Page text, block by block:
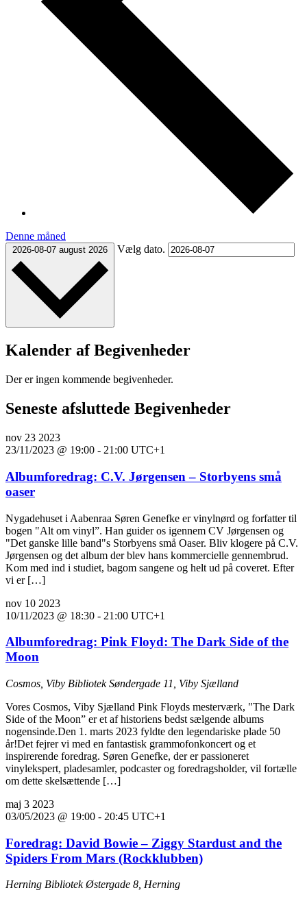
Denne måned
2026-08-07 august 2026 Vælg dato.
Kalender af Begivenheder
Der er ingen kommende begivenheder.
Seneste afsluttede Begivenheder
nov 23 2023
23/11/2023 @ 19:00 - 21:00 UTC+1
Albumforedrag: C.V. Jørgensen – Storbyens små
oaser
Nygadehuset i Aabenraa Søren Genefke er vinylnørd og forfatter til
bogen "Alt om vinyl”. Han guider os igennem CV Jørgensen og
"Det ganske lille band"s Storbyens små Oaser. Bliv klogere på C.V.
Jørgensen og det album der blev hans kommercielle gennembrud.
Kom med ind i studiet, bagom sangene og helt ud på coveret. Efter
vi er […]
nov 10 2023
10/11/2023 @ 18:30 - 21:00 UTC+1
Albumforedrag: Pink Floyd: The Dark Side of the
Moon
Cosmos, Viby BibliotekSøndergade 11, Viby Sjælland
Vores Cosmos, Viby Sjælland Pink Floyds mesterværk, "The Dark
Side of the Moon” er et af historiens bedst sælgende albums
nogensinde.Den 1. marts 2023 fyldte den legendariske plade 50
år!Det fejrer vi med en fantastisk grammofonkoncert og et
inspirerende foredrag. Søren Genefke, der er passioneret
vinylekspert, pladesamler, podcaster og foredragsholder, vil fortælle
om dette skelsættende […]
maj 3 2023
03/05/2023 @ 19:00 - 20:45 UTC+1
Foredrag: David Bowie – Ziggy Stardust and the
Spiders From Mars (Rockklubben)
Herning BibliotekØstergade 8, Herning